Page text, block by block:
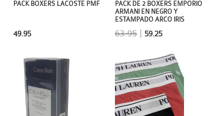
PACK DE 2 BOXERS EMPORIO
ARMANI EN NEGRO Y
ESTAMPADO ARCO IRIS
63.95| 59.25
PACK BOXERS LACOSTE PMF
49.95